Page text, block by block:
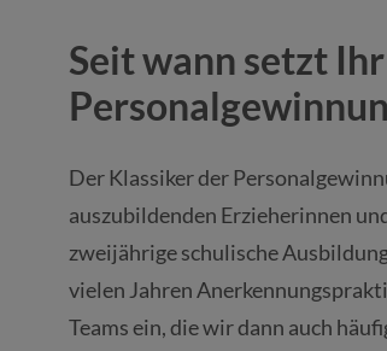
Seit wann setzt
Der Klassiker der
auszubildenden Erzieherinnen
zweijährige schulische
vielen Jahren
Teams ein, die wir dann auch